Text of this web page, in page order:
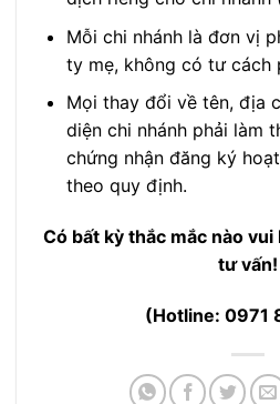
Mỗi chi nhánh là đơn vị
ty mẹ, không có tư cách
Mọi thay đổi về tên, địa
diện chi nhánh phải làm
chứng nhận đăng ký
theo quy định.
Có bất kỳ thắc mắc nào
tư vấn!
(Hotline: 0971